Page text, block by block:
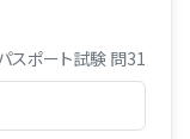
スポート試験 問31